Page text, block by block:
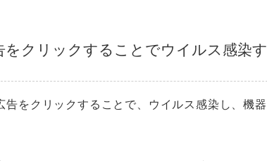
クリックすることでウイルス感染す
をクリックすることで、ウイルス感染し、機器